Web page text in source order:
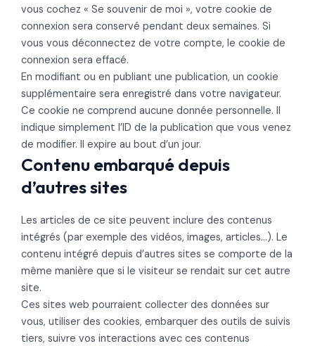
vous cochez « Se souvenir de moi », votre cookie de
connexion sera conservé pendant deux semaines. Si
vous vous déconnectez de votre compte, le cookie de
connexion sera effacé.
En modifiant ou en publiant une publication, un cookie
supplémentaire sera enregistré dans votre navigateur.
Ce cookie ne comprend aucune donnée personnelle. Il
indique simplement l’ID de la publication que vous venez
de modifier. Il expire au bout d’un jour.
Contenu embarqué depuis
d’autres sites
Les articles de ce site peuvent inclure des contenus
intégrés (par exemple des vidéos, images, articles…). Le
contenu intégré depuis d’autres sites se comporte de la
même manière que si le visiteur se rendait sur cet autre
site.
Ces sites web pourraient collecter des données sur
vous, utiliser des cookies, embarquer des outils de suivis
tiers, suivre vos interactions avec ces contenus